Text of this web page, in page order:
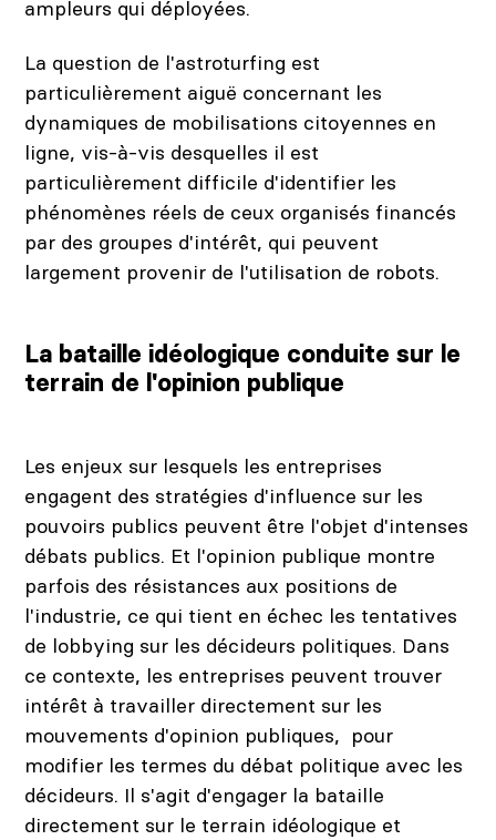
ampleurs qui déployées.
La question de l'astroturfing est
particulièrement aiguë concernant les
dynamiques de mobilisations citoyennes en
ligne, vis-à-vis desquelles il est
particulièrement difficile d'identifier les
phénomènes réels de ceux organisés financés
par des groupes d'intérêt, qui peuvent
largement provenir de l'utilisation de robots.
La bataille idéologique conduite sur le
terrain de l'opinion publique
Les enjeux sur lesquels les entreprises
engagent des stratégies d'influence sur les
pouvoirs publics peuvent être l'objet d'intenses
débats publics. Et l'opinion publique montre
parfois des résistances aux positions de
l'industrie, ce qui tient en échec les tentatives
de lobbying sur les décideurs politiques. Dans
ce contexte, les entreprises peuvent trouver
intérêt à travailler directement sur les
mouvements d'opinion publiques, pour
modifier les termes du débat politique avec les
décideurs. Il s'agit d'engager la bataille
directement sur le terrain idéologique et